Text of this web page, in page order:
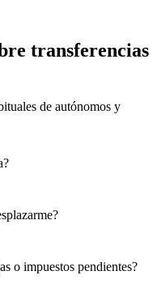
transferencias
de autónomos y
o impuestos pendientes?